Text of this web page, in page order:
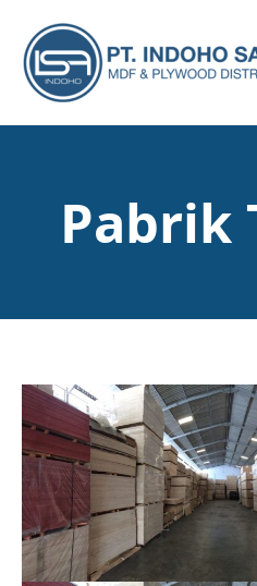
Pabrik